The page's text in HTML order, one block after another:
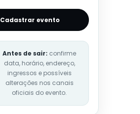
Cadastrar evento
Antes de sair: confirme
data, horário, endereço,
ingressos e possíveis
alterações nos canais
oficiais do evento.